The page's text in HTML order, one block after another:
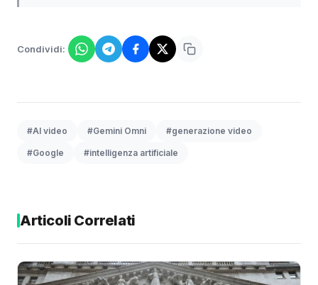
Condividi:
#AI video #Gemini Omni #generazione video
#Google #intelligenza artificiale
Articoli Correlati